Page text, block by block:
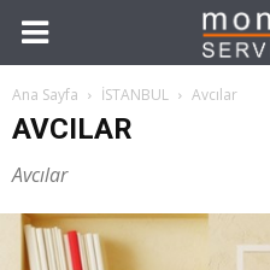
Ana Sayfa İSTANBUL Avcılar
AVCILAR
Avcılar